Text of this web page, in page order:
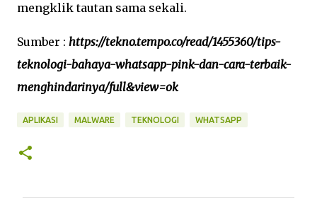
mengklik tautan sama sekali.
Sumber : https://tekno.tempo.co/read/1455360/tips-
teknologi-bahaya-whatsapp-pink-dan-cara-terbaik-
menghindarinya/full&view=ok
APLIKASI MALWARE TEKNOLOGI WHATSAPP